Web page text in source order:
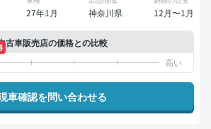
27年1月 神奈川県 12月〜1月
古車販売店の価格との比較
車確認を問い合わせる